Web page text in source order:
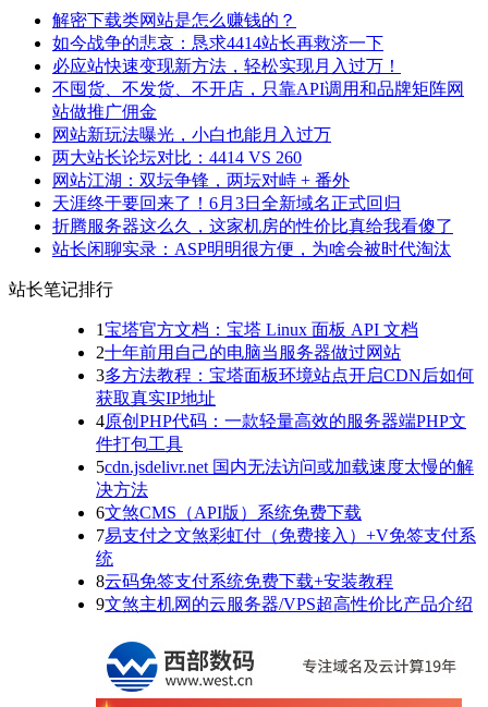
解密下载类网站是怎么赚钱的？
如今战争的悲哀：恳求4414站长再救济一下
必应站快速变现新方法，轻松实现月入过万！
不囤货、不发货、不开店，只靠API调用和品牌矩阵网
站做推广佣金
网站新玩法曝光，小白也能月入过万
两大站长论坛对比：4414 VS 260
网站江湖：双坛争锋，两坛对峙 + 番外
天涯终于要回来了！6月3日全新域名正式回归
折腾服务器这么久，这家机房的性价比真给我看傻了
站长闲聊实录：ASP明明很方便，为啥会被时代淘汰
站长笔记排行
1宝塔官方文档：宝塔 Linux 面板 API 文档
2十年前用自己的电脑当服务器做过网站
3多方法教程：宝塔面板环境站点开启CDN后如何
获取真实IP地址
4原创PHP代码：一款轻量高效的服务器端PHP文
件打包工具
5cdn.jsdelivr.net 国内无法访问或加载速度太慢的解
决方法
6文煞CMS（API版）系统免费下载
7易支付之文煞彩虹付（免费接入）+V免签支付系
统
8云码免签支付系统免费下载+安装教程
9文煞主机网的云服务器/VPS超高性价比产品介绍